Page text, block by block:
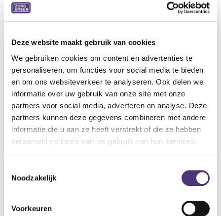
Deze website maakt gebruik van cookies
We gebruiken cookies om content en advertenties te
personaliseren, om functies voor social media te bieden
en om ons websiteverkeer te analyseren. Ook delen we
informatie over uw gebruik van onze site met onze
partners voor social media, adverteren en analyse. Deze
partners kunnen deze gegevens combineren met andere
informatie die u aan ze heeft verstrekt of die ze hebben
verzameld op basis van uw gebruik van hun services.
Noodzakelijk
Voorkeuren
Zonder hinderlijke naden, verstevigde hiel
Ideale pantoffel voor combinatie met zwachtels
Indicaties:
Normale tot gevoelige voeten
Hallux valgus
Hamer- en klauwtenen
Metatarsalgie
Specificaties:
Weefsel: Zachte nylon
Binnenzool: Uitneembaar (inlegzool Tecnica S AIR)
Verpakking: per paar